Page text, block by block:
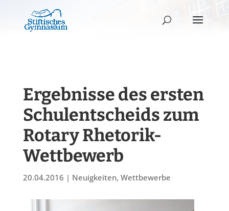
Ergebnisse des ersten
Schulentscheids zum
Rotary Rhetorik-
Wettbewerb
20.04.2016 | Neuigkeiten, Wettbewerbe